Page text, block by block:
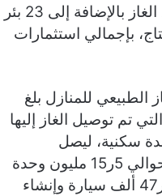
مشروعات جديدة لتنمية حقول الغاز بالإضافة إلى 23 بئر
بإجمالي استثمارات
للمنازل بلغ
تم توصيل الغاز إليها
572 ألف وحدة سكنية، ليصل
الإجمالى منذ بدء النشاط إلى حوالي 5ر15 مليون وحدة
سكنية، كما تم تحويل حوالي 5ر47 ألف سيارة وإنشاء